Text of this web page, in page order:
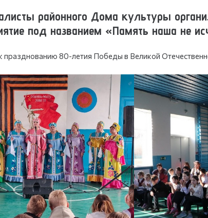
районного Дома культуры
под названием «Память наша не
80-летия Победы в Великой